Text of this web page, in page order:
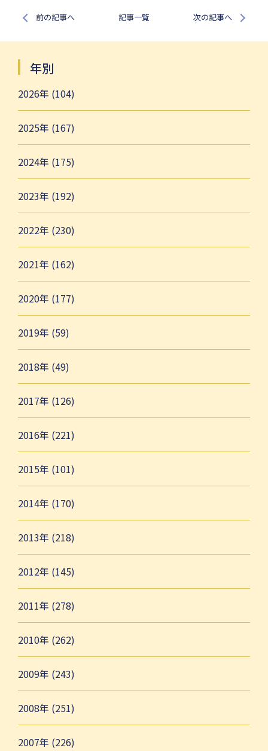
前の記事へ 記事一覧 次の記事へ
年別
2026年 (104)
2025年 (167)
2024年 (175)
2023年 (192)
2022年 (230)
2021年 (162)
2020年 (177)
2019年 (59)
2018年 (49)
2017年 (126)
2016年 (221)
2015年 (101)
2014年 (170)
2013年 (218)
2012年 (145)
2011年 (278)
2010年 (262)
2009年 (243)
2008年 (251)
2007年 (226)